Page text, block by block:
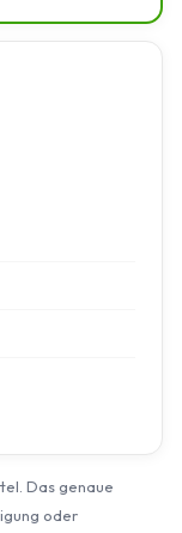
Das genaue
oder